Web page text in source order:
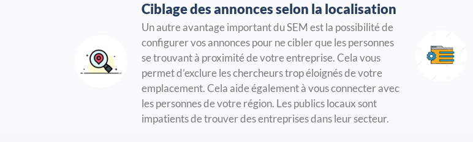
Ciblage des annonces selon la localisation
Un autre avantage important du SEM est la possibilité de
configurer vos annonces pour ne cibler que les personnes
se trouvant à proximité de votre entreprise. Cela vous
permet d’exclure les chercheurs trop éloignés de votre
emplacement. Cela aide également à vous connecter avec
les personnes de votre région. Les publics locaux sont
impatients de trouver des entreprises dans leur secteur.